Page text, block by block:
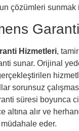
çözümleri sunmak
Hizmetleri,
sunar. Orijinal
sorunsuz
süresi boyunca
altına alır ve
müdahale eder.